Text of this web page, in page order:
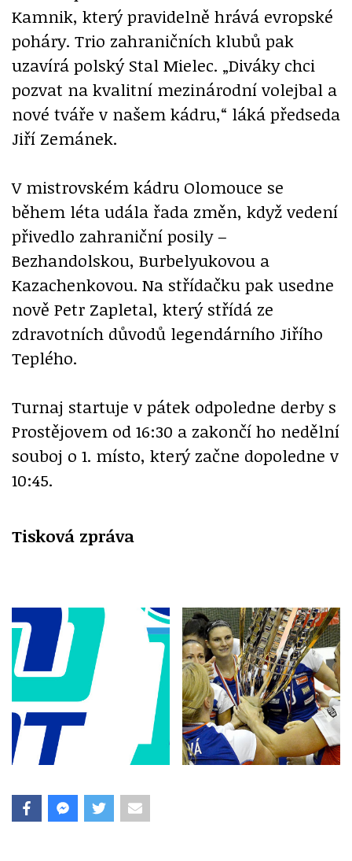
Kamnik, který pravidelně hrává evropské
poháry. Trio zahraničních klubů pak
uzavírá polský Stal Mielec. „Diváky chci
pozvat na kvalitní mezinárodní volejbal a
nové tváře v našem kádru,“ láká předseda
Jiří Zemánek.
V mistrovském kádru Olomouce se
během léta udála řada změn, když vedení
přivedlo zahraniční posily –
Bezhandolskou, Burbelyukovou a
Kazachenkovou. Na střídačku pak usedne
nově Petr Zapletal, který střídá ze
zdravotních důvodů legendárního Jiřího
Teplého.
Turnaj startuje v pátek odpoledne derby s
Prostějovem od 16:30 a zakončí ho nedělní
souboj o 1. místo, který začne dopoledne v
10:45.
Tisková zpráva